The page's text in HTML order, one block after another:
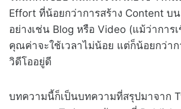
Effort ที่น้อยกว่าการสร้าง Content บ
อย่างเช่น Blog หรือ Video (แม้ว่าการ
คุณค่าจะใช้เวลาไม่น้อย แต่ก็น้อยกว่า
วิดีโออยู่ดี
บทความนี้ก็เป็นบทความที่สรุปมาจาก